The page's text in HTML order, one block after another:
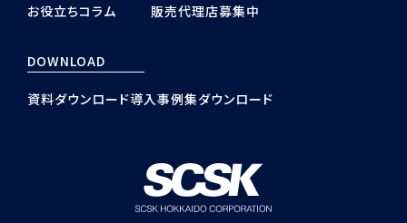
お役立ちコラム
販売代理店募集中
DOWNLOAD
資料ダウンロード導入事例集ダウンロード